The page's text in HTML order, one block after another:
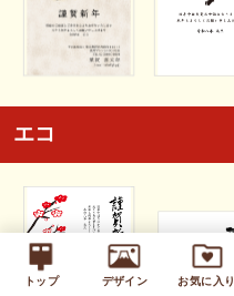
トップ デザイン お気に入り
エコ